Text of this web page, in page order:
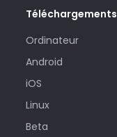
Téléchargements
Ordinateur
Android
iOS
Linux
Beta